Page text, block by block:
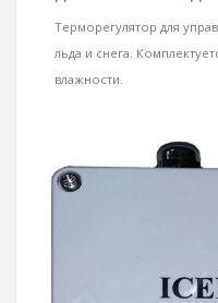
Терморегулятор для
льда и снега.
влажности.